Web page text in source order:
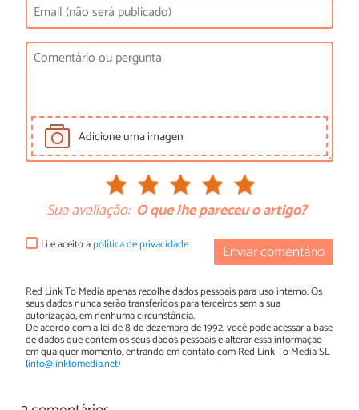
Adicione uma imagen
Sua avaliação: O que lhe pareceu o artigo?
Enviar comentário
Li e aceito apolítica de privacidade
Red Link To Media apenas recolhe dados pessoais para uso interno. Os
seus dados nunca serão transferidos para terceiros sem a sua
autorização, em nenhuma circunstância.
De acordo com a lei de 8 de dezembro de 1992, você pode acessar a base
de dados que contém os seus dados pessoais e alterar essa informação
em qualquer momento, entrando em contato com Red Link To Media SL
(info@linktomedia.net)